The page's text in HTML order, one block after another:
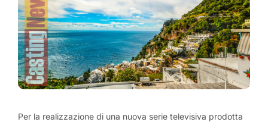
Per la realizzazione di una nuova serie televisiva prodotta